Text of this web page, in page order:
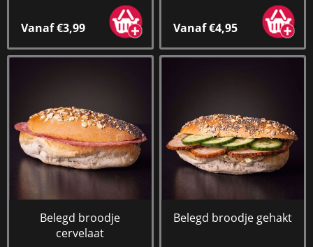
Vanaf €3,99 Vanaf €4,95
Belegd broodje
cervelaat
Belegd broodje gehakt